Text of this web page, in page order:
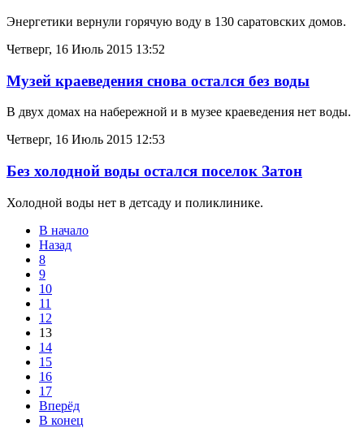
Энергетики вернули горячую воду в 130 саратовских домов.
Четверг, 16 Июль 2015 13:52
Музей краеведения снова остался без воды
В двух домах на набережной и в музее краеведения нет воды.
Четверг, 16 Июль 2015 12:53
Без холодной воды остался поселок Затон
Холодной воды нет в детсаду и поликлинике.
В начало
Назад
8
9
10
11
12
13
14
15
16
17
Вперёд
В конец